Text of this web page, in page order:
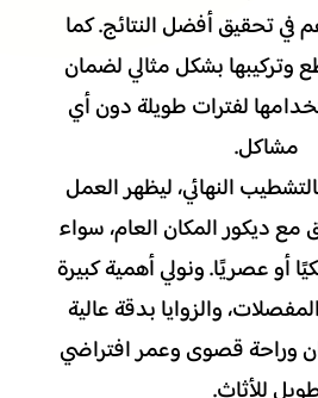
في تحقيق أفضل النتائج. كما
وتركيبها بشكل مثالي لضمان
لفترات طويلة دون أي
مشاكل.
النهائي، ليظهر العمل
ديكور المكان العام، سواء
أو عصريًا. ونولي أهمية كبيرة
والزوايا بدقة عالية
وراحة قصوى وعمر افتراضي